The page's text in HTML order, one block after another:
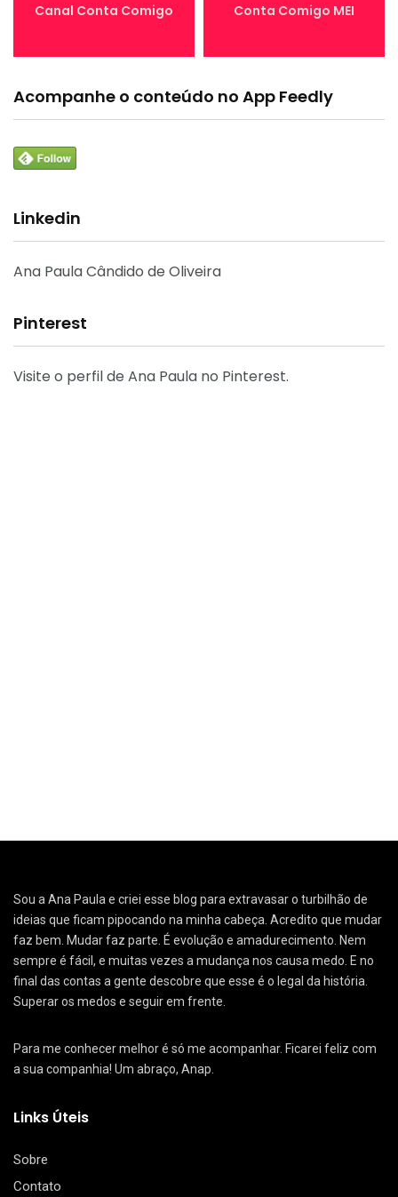
Canal Conta Comigo Conta Comigo MEI
Acompanhe o conteúdo no App Feedly
Linkedin
Ana Paula Cândido de Oliveira
Pinterest
Visite o perfil de Ana Paula no Pinterest.
Sou a Ana Paula e criei esse blog para extravasar o turbilhão de
ideias que ficam pipocando na minha cabeça. Acredito que mudar
faz bem. Mudar faz parte. É evolução e amadurecimento. Nem
sempre é fácil, e muitas vezes a mudança nos causa medo. E no
final das contas a gente descobre que esse é o legal da história.
Superar os medos e seguir em frente.
Para me conhecer melhor é só me acompanhar. Ficarei feliz com
a sua companhia! Um abraço, Anap.
Links Úteis
Sobre
Contato